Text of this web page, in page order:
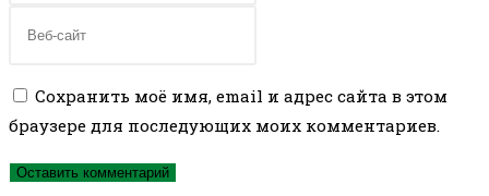
пользователя,
прокомментировать
адрес,
прокомментировать
веб-
сайта
(необязательно)
Сохранить моё имя, email и адрес сайта в этом
браузере для последующих моих комментариев.